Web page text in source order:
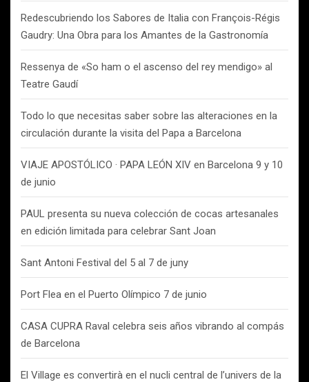
Redescubriendo los Sabores de Italia con François-Régis
Gaudry: Una Obra para los Amantes de la Gastronomía
Ressenya de «So ham o el ascenso del rey mendigo» al
Teatre Gaudí
Todo lo que necesitas saber sobre las alteraciones en la
circulación durante la visita del Papa a Barcelona
VIAJE APOSTÓLICO · PAPA LEÓN XIV en Barcelona 9 y 10
de junio
PAUL presenta su nueva colección de cocas artesanales
en edición limitada para celebrar Sant Joan
Sant Antoni Festival del 5 al 7 de juny
Port Flea en el Puerto Olímpico 7 de junio
CASA CUPRA Raval celebra seis años vibrando al compás
de Barcelona
El Village es convertirà en el nucli central de l’univers de la